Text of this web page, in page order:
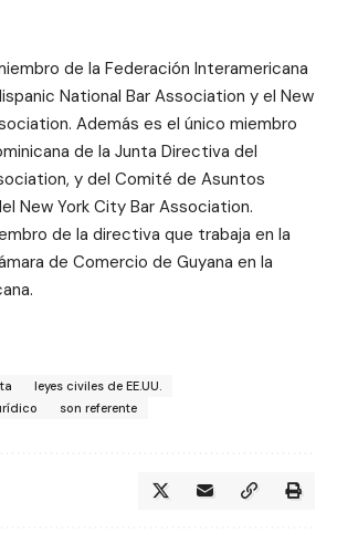
de la Federación Interamericana
National Bar Association y el New
Además es el único miembro
de la Junta Directiva del
y del Comité de Asuntos
New York City Bar Association.
de la directiva que trabaja en la
de Comercio de Guyana en la
leyes civiles de EE.UU.
son referente